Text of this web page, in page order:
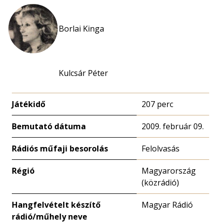
Borlai Kinga
Kulcsár Péter
Játékidő 207 perc
Bemutató dátuma 2009. február 09.
Rádiós műfaji besorolás Felolvasás
Régió
Magyarország
(közrádió)
Hangfelvételt készítő
rádió/műhely neve
Magyar Rádió